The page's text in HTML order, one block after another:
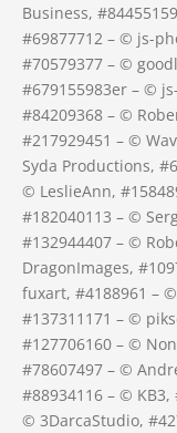
Business,
#69877712 – © js-
#70579377 – ©
#679155983er – ©
#84209368 – ©
#217929451 – ©
Syda Productions,
© LeslieAnn,
#182040113 – ©
#132944407 – ©
DragonImages,
fuxart, #4188961 –
#137311171 – ©
#127706160 – ©
#78607497 – ©
#88934116 – ©
© 3DarcaStudio,